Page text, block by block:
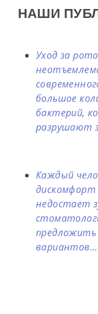
НАШИ
Уход за
большое
бактерий,
разрушают
Каждый
дискомфорт
недостает
предложить
вариантов...